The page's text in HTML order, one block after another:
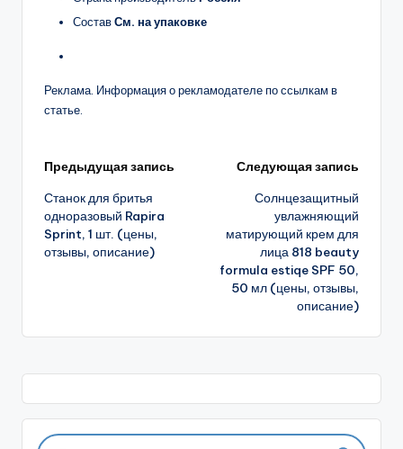
СоставСм. на упаковке
Реклама. Информация о рекламодателе по ссылкам в
статье.
Навигация
записи
Предыдущая запись
Станок для бритья
одноразовый Rapira
Sprint, 1 шт. (цены,
отзывы, описание)
Следующая запись
Солнцезащитный
увлажняющий
матирующий крем для
лица 818 beauty
formula estiqe SPF 50,
50 мл (цены, отзывы,
описание)